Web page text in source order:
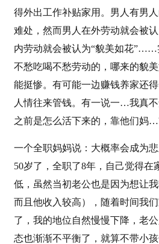
得外出工作补贴家用。男人有男
难处，然而男人在外劳动就会被
内劳动就会被认为“貌美如花”……
不愁吃喝不愁劳动的，哪来的貌
能挺惨。有可能一边赚钱养家还
人情往来管钱。有一说一…我真
之前是怎么活下来的，靠他们妈
一个全职妈妈说：大概率会成为
50岁了，全职了8年，自己觉得在
低，虽然当初老公也是因为想让
而且他收入较高），随着时间我
了，我的地位自然慢慢下降，老
态也渐渐不平衡了，就算不带小